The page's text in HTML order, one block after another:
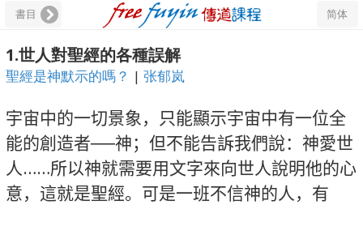
書目 简体
1.世人對聖經的各種誤解
聖經是神默示的嗎？ | 张郁岚
宇宙中的一切景象，只能顯示宇宙中有一位全
能的創造者──神；但不能告訴我們說：神愛世
人……所以神就需要用文字來向世人說明他的心
意，這就是聖經。可是一班不信神的人，有